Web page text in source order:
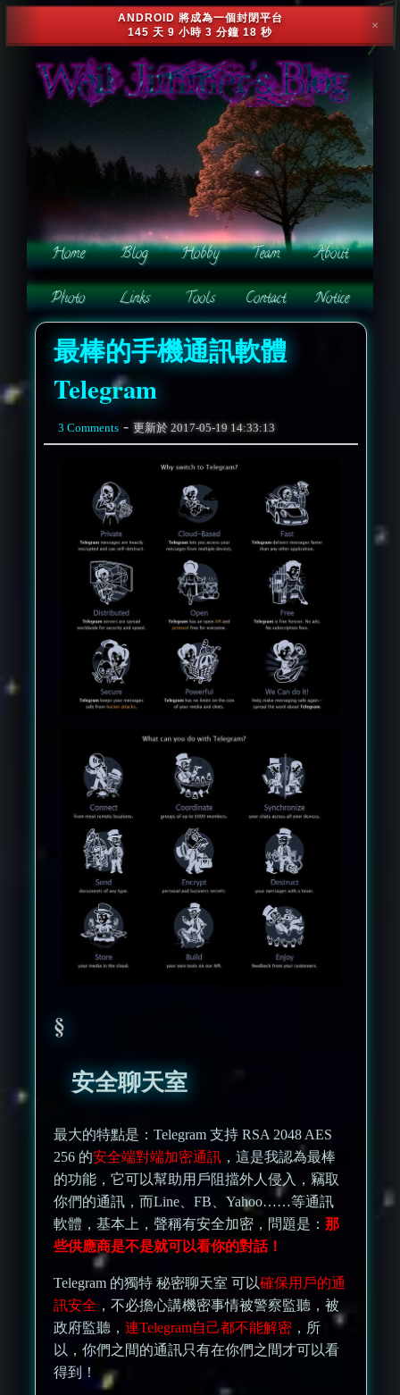
ANDROID 將成為一個封閉平台
145 天 9 小時 3 分鐘 15 秒
✕
最棒的手機通訊軟體
Telegram
3 Comments -更新於2017-05-19 14:33:13
安全聊天室
最大的特點是：Telegram 支持 RSA 2048 AES
256 的安全端對端加密通訊 ，這是我認為最棒
的功能，它可以幫助用戶阻擋外人侵入，竊取
你們的通訊，而Line、FB、Yahoo……等通訊
軟體，基本上，聲稱有安全加密，問題是：那
些供應商是不是就可以看你的對話！
Telegram 的獨特 秘密聊天室 可以確保用戶的通
訊安全 ，不必擔心講機密事情被警察監聽，被
政府監聽，連Telegram自己都不能解密 ，所
以，你們之間的通訊只有在你們之間才可以看
得到！